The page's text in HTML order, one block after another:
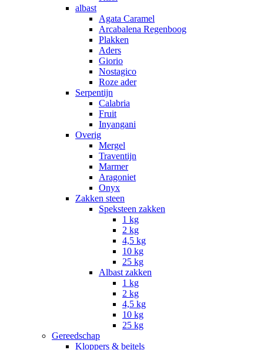
albast
Agata Caramel
Arcabalena Regenboog
Plakken
Aders
Giorio
Nostagico
Roze ader
Serpentijn
Calabria
Fruit
Inyangani
Overig
Mergel
Traventijn
Marmer
Aragoniet
Onyx
Zakken steen
Speksteen zakken
1 kg
2 kg
4,5 kg
10 kg
25 kg
Albast zakken
1 kg
2 kg
4,5 kg
10 kg
25 kg
Gereedschap
Kloppers & beitels